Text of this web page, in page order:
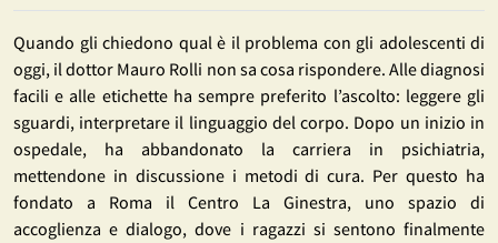
Quando gli chiedono qual è il problema con gli adolescenti di
oggi, il dottor Mauro Rolli non sa cosa rispondere. Alle diagnosi
facili e alle etichette ha sempre preferito l’ascolto: leggere gli
sguardi, interpretare il linguaggio del corpo. Dopo un inizio in
ospedale, ha abbandonato la carriera in psichiatria,
mettendone in discussione i metodi di cura. Per questo ha
fondato a Roma il Centro La Ginestra, uno spazio di
accoglienza e dialogo, dove i ragazzi si sentono finalmente